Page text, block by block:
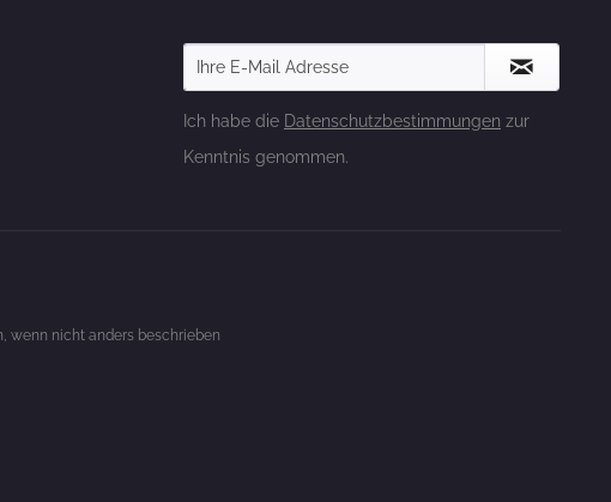
Ich habe die Datenschutzbestimmungen zur
Kenntnis genommen.
wenn nicht anders beschrieben